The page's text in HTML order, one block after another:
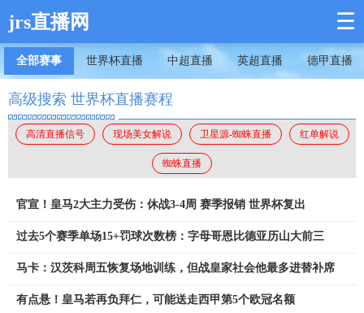
jrs直播网 ☰
全部赛事 世界杯直播 中超直播 英超直播 德甲直播
高级搜索 世界杯直播赛程
高清直播信号 现场美女解说 卫星源-蜘蛛直播 红单解说
蜘蛛直播
官宣！皇马2大主力受伤：休战3-4周 赛季报销 世界杯复出
过去5个赛季单场15+罚球次数榜：字母哥恩比德亚历山大前三
马卡：汉茨科周五恢复场地训练，但战皇家社会他最多进替补席
有点悬！皇马若再负拜仁，可能送走西甲第5个欧冠名额